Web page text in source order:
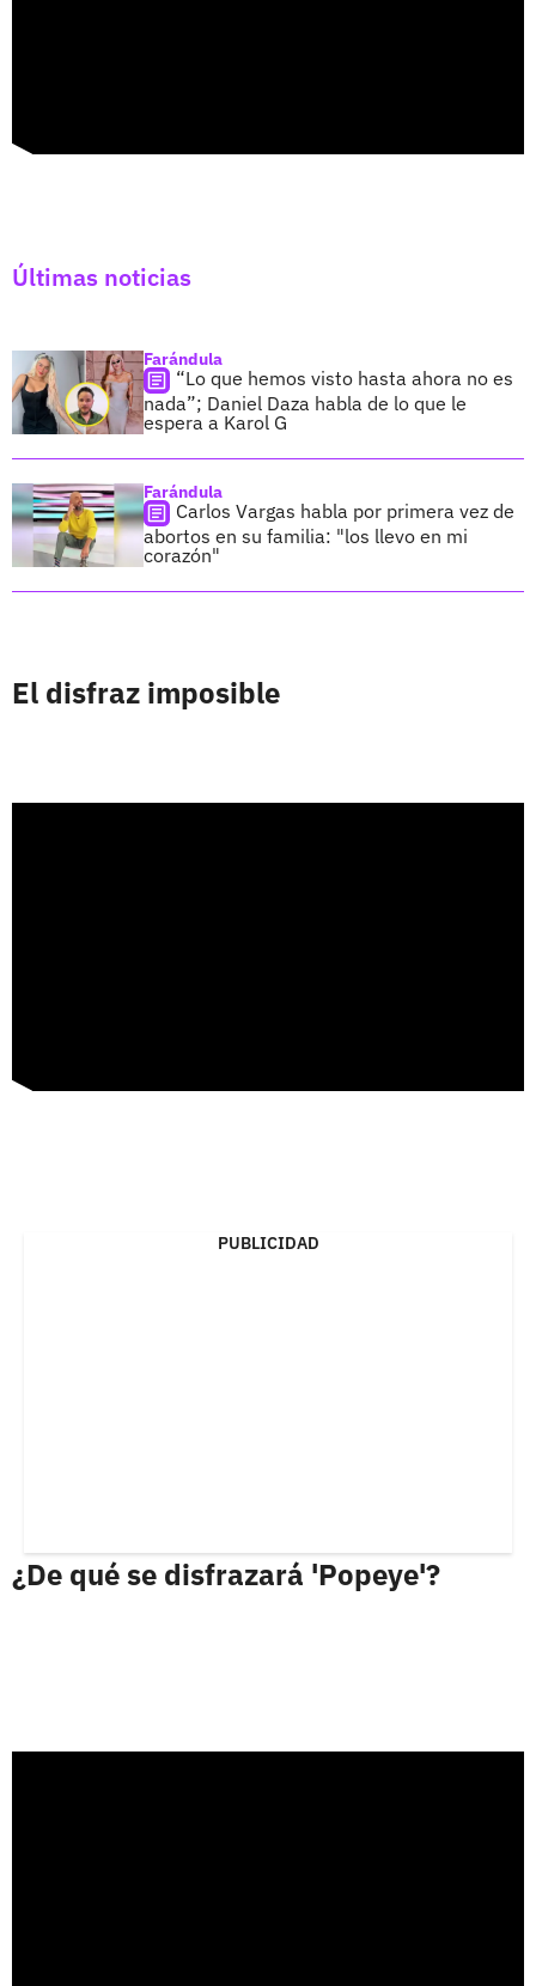
Últimas noticias
Farándula
“Lo que hemos visto hasta ahora no es
nada”; Daniel Daza habla de lo que le
espera a Karol G
Farándula
Carlos Vargas habla por primera vez de
abortos en su familia: "los llevo en mi
corazón"
El disfraz imposible
PUBLICIDAD
¿De qué se disfrazará 'Popeye'?